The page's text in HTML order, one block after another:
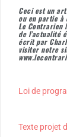
Ceci est un
ou en partie à
Le Contrarien
de l’actualité
écrit par
visiter notre
Loi de
Texte projet